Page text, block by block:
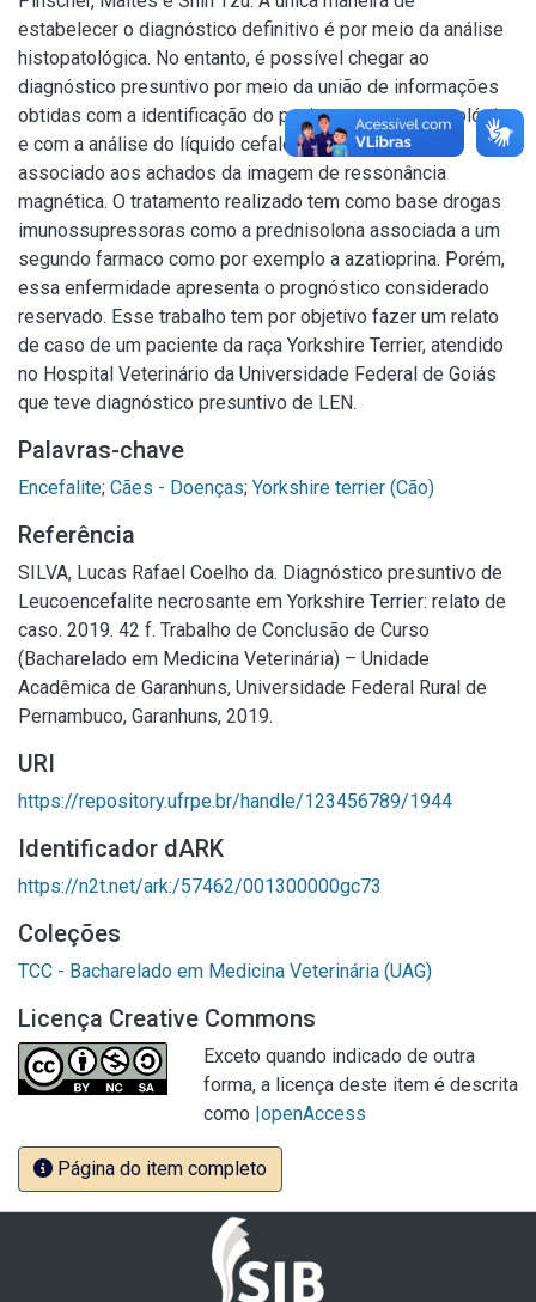
estabelecer o diagnóstico definitivo é por meio da análise
histopatológica. No entanto, é possível chegar ao
diagnóstico presuntivo por meio da união de informações
obtidas com a identificação do paciente, exame neurológico
e com a análise do líquido cefalorraquidiano (LCR)
associado aos achados da imagem de ressonância
magnética. O tratamento realizado tem como base drogas
imunossupressoras como a prednisolona associada a um
segundo farmaco como por exemplo a azatioprina. Porém,
essa enfermidade apresenta o prognóstico considerado
reservado. Esse trabalho tem por objetivo fazer um relato
de caso de um paciente da raça Yorkshire Terrier, atendido
no Hospital Veterinário da Universidade Federal de Goiás
que teve diagnóstico presuntivo de LEN.
Palavras-chave
Encefalite; Cães - Doenças; Yorkshire terrier (Cão)
Referência
SILVA, Lucas Rafael Coelho da. Diagnóstico presuntivo de
Leucoencefalite necrosante em Yorkshire Terrier: relato de
caso. 2019. 42 f. Trabalho de Conclusão de Curso
(Bacharelado em Medicina Veterinária) – Unidade
Acadêmica de Garanhuns, Universidade Federal Rural de
Pernambuco, Garanhuns, 2019.
URI
https://repository.ufrpe.br/handle/123456789/1944
Identificador dARK
https://n2t.net/ark:/57462/001300000gc73
Coleções
TCC - Bacharelado em Medicina Veterinária (UAG)
Licença Creative Commons
Exceto quando indicado de outra
forma, a licença deste item é descrita
como |openAccess
Página do item completo